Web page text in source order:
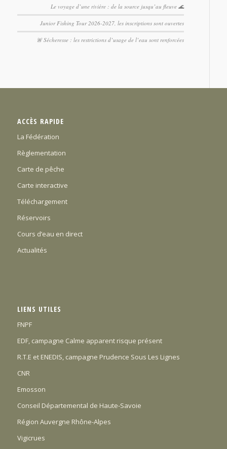
Le voyage d’une rivière : de la source jusqu’au fleuve 🌊
Junior Fishing Tour 2026-2027, les inscriptions sont ouvertes
🚨 Sécheresse : les restrictions d’usage de l’eau sont renforcées
ACCÈS RAPIDE
La Fédération
Règlementation
Carte de pêche
Carte interactive
Téléchargement
Réservoirs
Cours d’eau en direct
Actualités
LIENS UTILES
FNPF
EDF, campagne Calme apparent risque présent
R.T.E et ENEDIS, campagne Prudence Sous Les Lignes
CNR
Emosson
Conseil Départemental de Haute-Savoie
Région Auvergne Rhône-Alpes
Vigicrues